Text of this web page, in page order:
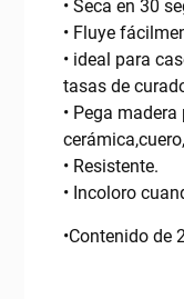
• Seca en 30
• Fluye
• ideal para
tasas de
• Pega
• Resistente.
• Incoloro
•Contenido de